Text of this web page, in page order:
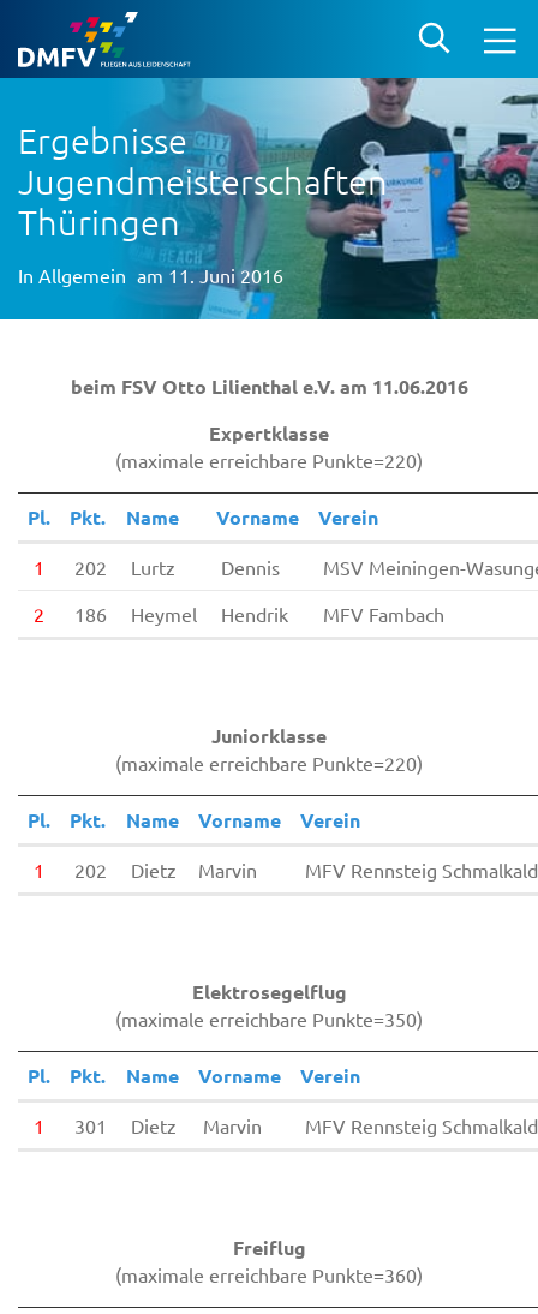
Ergebnisse
Jugendmeisterschaften
Thüringen
In Allgemein am 11. Juni 2016
beim FSV Otto Lilienthal e.V. am 11.06.2016
Expertklasse
(maximale erreichbare Punkte=220)
Pl. Pkt. Name Vorname Verein
1 202 Lurtz Dennis
MSV Meiningen-
2
186 Heymel Hendrik MFV Fambach
Juniorklasse
(maximale erreichbare Punkte=220)
Pl. Pkt. Name Vorname Verein
1 202 Dietz Marvin MFV Rennsteig
Elektrosegelflug
(maximale erreichbare Punkte=350)
Pl. Pkt. Name Vorname Verein
1 301 Dietz Marvin MFV Rennsteig
Freiflug
(maximale erreichbare Punkte=360)